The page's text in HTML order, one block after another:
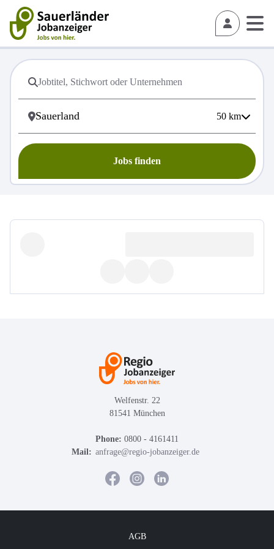
50 km
Jobs finden
Welfenstr. 22
81541 München
Phone: 0800 - 4161411
Mail: anfrage@regio-jobanzeiger.de
AGB